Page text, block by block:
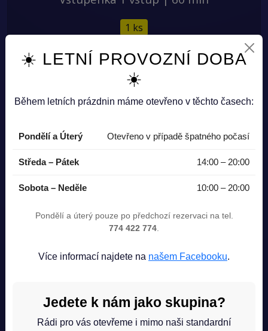
1 ks
240 Kč
Vložit do košíku
Mikina s kapucí černá
☀️ LETNÍ PROVOZNÍ DOBA
☀️
Během letních prázdnin máme otevřeno v těchto časech:
Pondělí a Úterý Otevřeno v případě špatného počasí
Středa – Pátek 14:00 – 20:00
Sobota – Neděle 10:00 – 20:00
Pondělí a úterý pouze po předchozí rezervaci na tel.
774 422 774
Více informací najdete na našem Facebooku.
Jedete k nám jako skupina?
Rádi pro vás otevřeme i mimo naši standardní